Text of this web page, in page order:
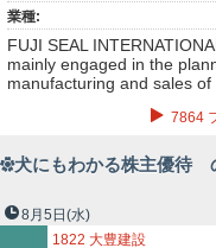
業種:
FUJI SEAL
mainly engaged in the
manufacturing and sales
spouted pouches. The
and Association of
Company is engaged in
providing maintenance
in food, beverages, dairy,
7864
犬にもわかる株主優待
8月5日 (水)
1822 大豊建設